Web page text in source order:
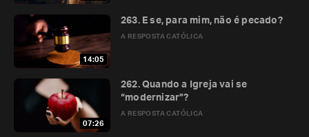
14:05
A RESPOSTA CATÓLICA
263. E se, para mim, não é pecado?
07:26
A RESPOSTA CATÓLICA
262. Quando a Igreja vai se
“modernizar”?